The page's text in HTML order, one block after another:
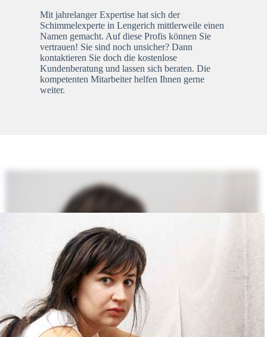
Mit jahrelanger Expertise hat sich der
Schimmelexperte in Lengerich mittlerweile einen
Namen gemacht. Auf diese Profis können Sie
vertrauen! Sie sind noch unsicher? Dann
kontaktieren Sie doch die kostenlose
Kundenberatung und lassen sich beraten. Die
kompetenten Mitarbeiter helfen Ihnen gerne
weiter.